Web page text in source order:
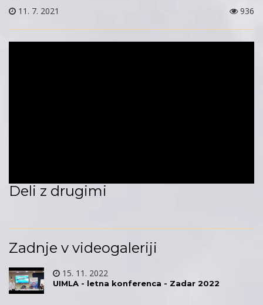
11. 7. 2021 936
Deli z drugimi
Zadnje v videogaleriji
15. 11. 2022
UIMLA - letna konferenca - Zadar 2022